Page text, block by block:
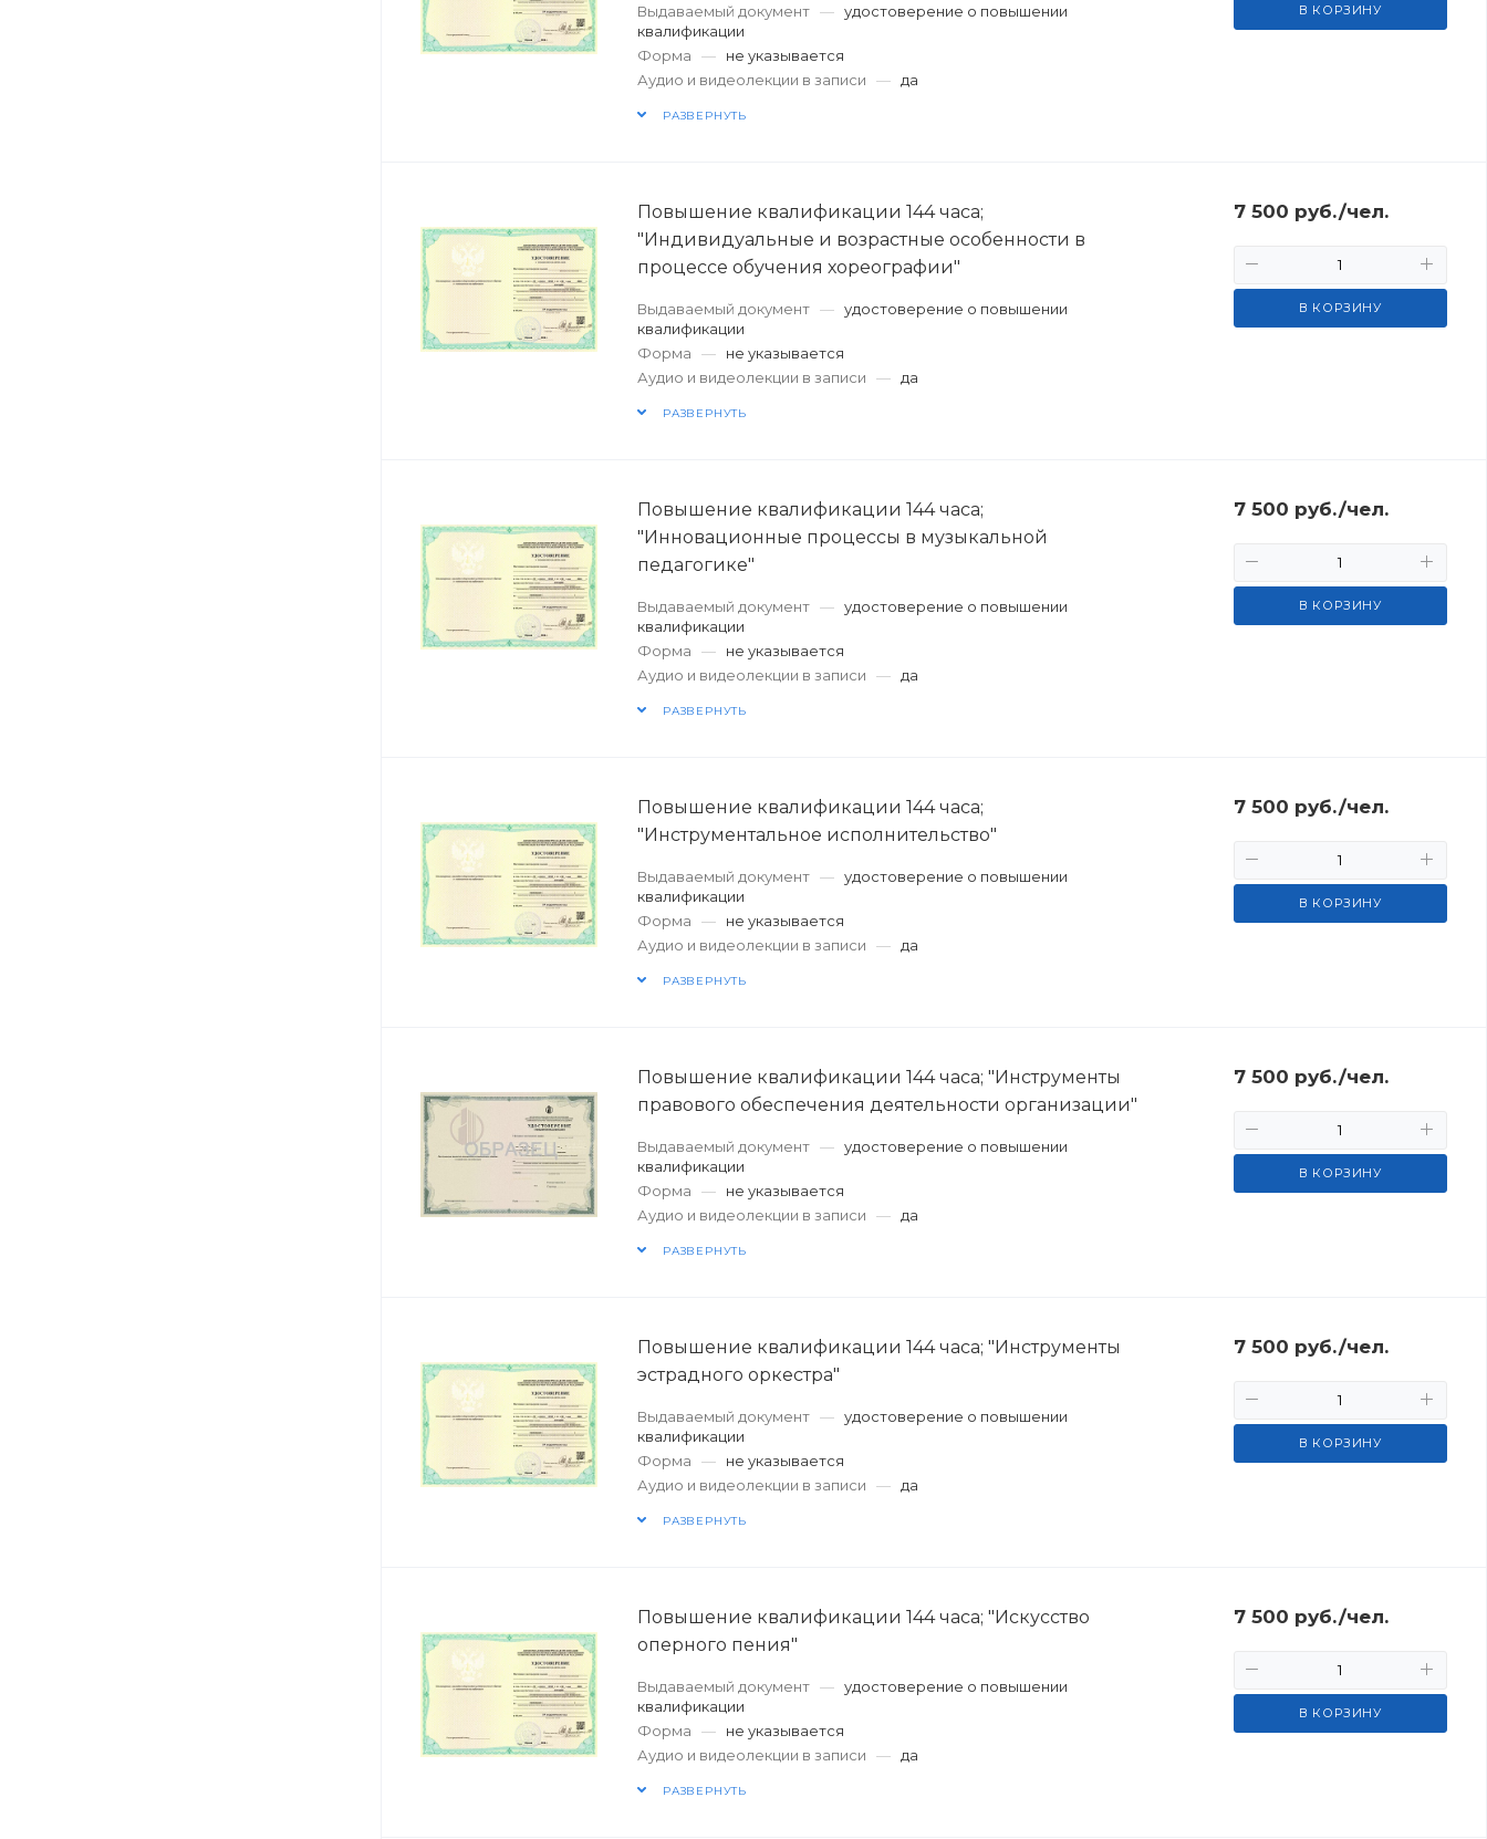
Выдаваемый документ — удостоверение о повышении
квалификации
Форма
—
не указывается
Аудио и видеолекции в записи
— да
РАЗВЕРНУТЬ
В КОРЗИНУ
Повышение квалификации 144 часа;
"Индивидуальные и возрастные особенности в
процессе обучения хореографии"
Выдаваемый документ — удостоверение о повышении
квалификации
Форма
—
не указывается
Аудио и видеолекции в записи
— да
РАЗВЕРНУТЬ
7 500 руб./чел.
В КОРЗИНУ
Повышение квалификации 144 часа;
"Инновационные процессы в музыкальной
педагогике"
Выдаваемый документ — удостоверение о повышении
квалификации
Форма
—
не указывается
Аудио и видеолекции в записи
— да
РАЗВЕРНУТЬ
7 500 руб./чел.
В КОРЗИНУ
Повышение квалификации 144 часа;
"Инструментальное исполнительство"
Выдаваемый документ — удостоверение о повышении
квалификации
Форма
—
не указывается
Аудио и видеолекции в записи
— да
РАЗВЕРНУТЬ
7 500 руб./чел.
В КОРЗИНУ
Повышение квалификации 144 часа; "Инструменты
правового обеспечения деятельности организации"
Выдаваемый документ — удостоверение о повышении
квалификации
Форма
—
не указывается
Аудио и видеолекции в записи
— да
РАЗВЕРНУТЬ
7 500 руб./чел.
В КОРЗИНУ
Повышение квалификации 144 часа; "Инструменты
эстрадного оркестра"
Выдаваемый документ — удостоверение о повышении
квалификации
Форма
—
не указывается
Аудио и видеолекции в записи
— да
РАЗВЕРНУТЬ
7 500 руб./чел.
В КОРЗИНУ
Повышение квалификации 144 часа; "Искусство
оперного пения"
Выдаваемый документ — удостоверение о повышении
квалификации
Форма
—
не указывается
Аудио и видеолекции в записи
— да
РАЗВЕРНУТЬ
7 500 руб./чел.
В КОРЗИНУ